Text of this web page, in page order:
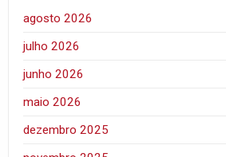
agosto 2026
julho 2026
junho 2026
maio 2026
dezembro 2025